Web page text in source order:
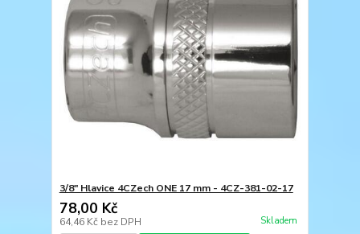
3/8" Hlavice 4CZech ONE 17 mm - 4CZ-381-02-17
78,00 Kč
64,46 Kč bez DPH Skladem